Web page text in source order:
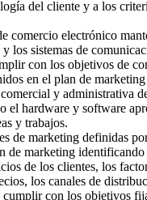
del cliente y a los
comercio electrónico
los sistemas de
con los objetivos de
en el plan de
y administrativa
el hardware y software
y trabajos.
de marketing definidas
de marketing identificando
de los clientes, los
los canales de
cumplir con los objetivos